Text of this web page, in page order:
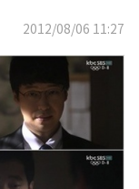
2012/08/06 11:27